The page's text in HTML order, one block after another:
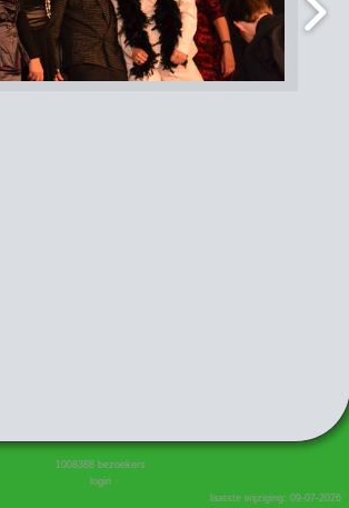
1008388bezoekers
login
laatste wijziging: 09-07-2026